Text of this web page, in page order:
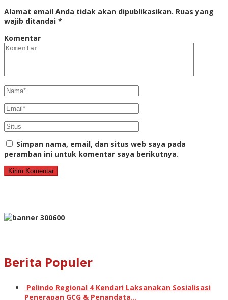
Alamat email Anda tidak akan dipublikasikan. Ruas yang
wajib ditandai *
Komentar
Simpan nama, email, dan situs web saya pada
peramban ini untuk komentar saya berikutnya.
Berita Populer
Pelindo Regional 4 Kendari Laksanakan Sosialisasi
Penerapan GCG & Penandata…